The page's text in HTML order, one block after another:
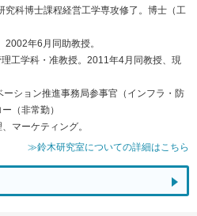
科博士課程経営工学専攻修了。博士（工
年6月同助教授。
工学科・准教授。2011年4月同教授、現
ション推進事務局参事官（インフラ・防
（非常勤）
マーケティング。
≫鈴木研究室についての詳細はこちら